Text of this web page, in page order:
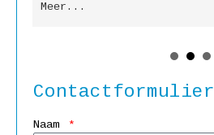
Meer...
Contactformulier
Naam